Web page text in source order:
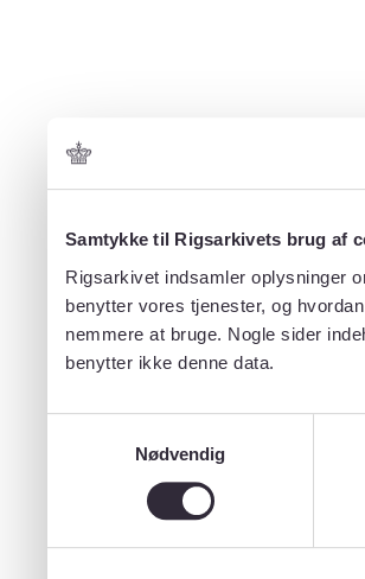
Samtykke til Rigsarkivets brug af
Rigsarkivet indsamler oplysninger
benytter vores tjenester, og
nemmere at bruge. Nogle sider
benytter ikke denne data.
Nødvendig